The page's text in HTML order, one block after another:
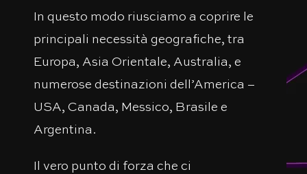
In questo modo riusciamo a coprire le
principali necessità geografiche, tra
Europa, Asia Orientale, Australia, e
numerose destinazioni dell’America –
USA, Canada, Messico, Brasile e
Argentina.
Il vero punto di forza che ci